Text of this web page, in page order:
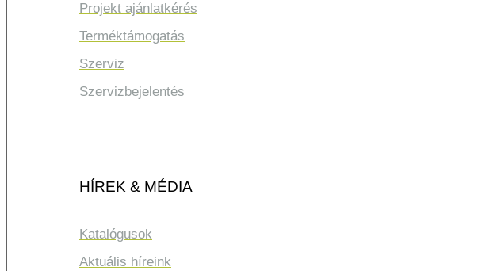
Projekt ajánlatkérés
Terméktámogatás
Szerviz
Szervizbejelentés
HÍREK & MÉDIA
Katalógusok
Aktuális híreink